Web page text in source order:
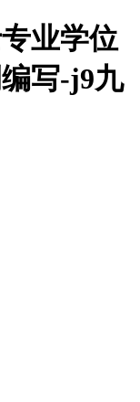
业学位
写-j9九